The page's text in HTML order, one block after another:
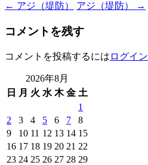
← アジ（堤防） アジ（堤防） →
コメントを残す
コメントを投稿するには ログイン
2026年8月
日
月 火 水 木 金 土
1
2
3 4 5 6 7
8
9
10 11 12 13 14 15
16 17 18 19 20 21 22
23 24 25 26 27 28 29